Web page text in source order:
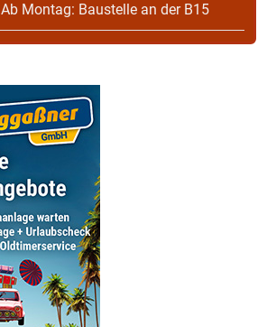
Ab Montag: Baustelle an der B15